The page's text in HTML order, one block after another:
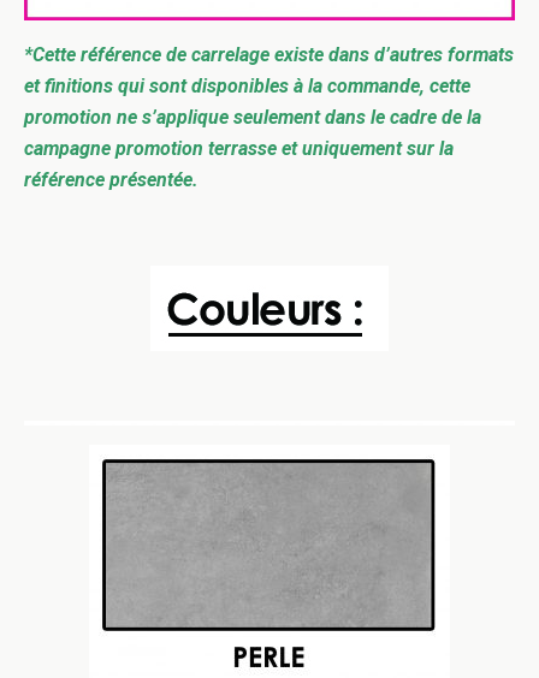
*Cette référence de carrelage existe dans d’autres formats
et finitions qui sont disponibles à la commande, cette
promotion ne s’applique seulement dans le cadre de la
campagne promotion terrasse et uniquement sur la
référence présentée.